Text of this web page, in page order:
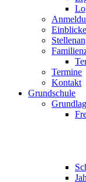
Termine
Kontakt
Grundschule